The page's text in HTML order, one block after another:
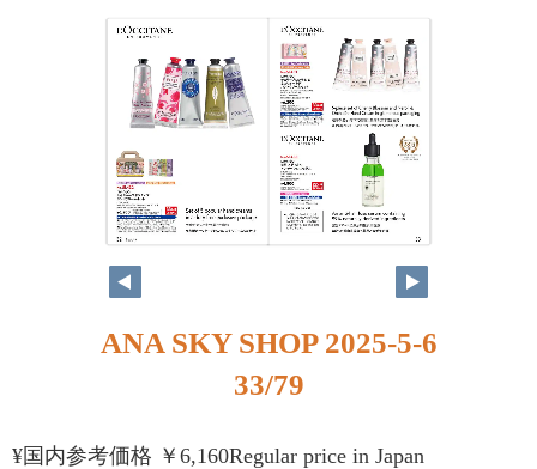
ANA SKY SHOP 2025-5-6
33/79
¥国内参考価格 ￥6,160Regular price in Japan